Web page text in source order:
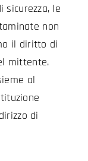
sicurezza, le
non
il diritto di
mittente.
al
di